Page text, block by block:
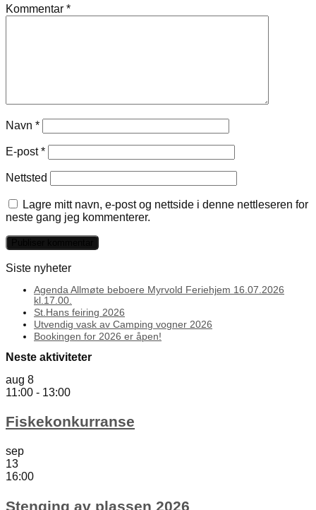
Kommentar *
Navn *
E-post*
Nettsted
Lagre mitt navn, e-post og nettside i denne nettleseren for
neste gang jeg kommenterer.
Siste nyheter
Agenda Allmøte beboere Myrvold Feriehjem 16.07.2026
kl.17.00.
St.Hans feiring 2026
Utvendig vask av Camping vogner 2026
Bookingen for 2026 er åpen!
Neste aktiviteter
aug 8
11:00 - 13:00
Fiskekonkurranse
sep
13
16:00
Stenging av plassen 2026